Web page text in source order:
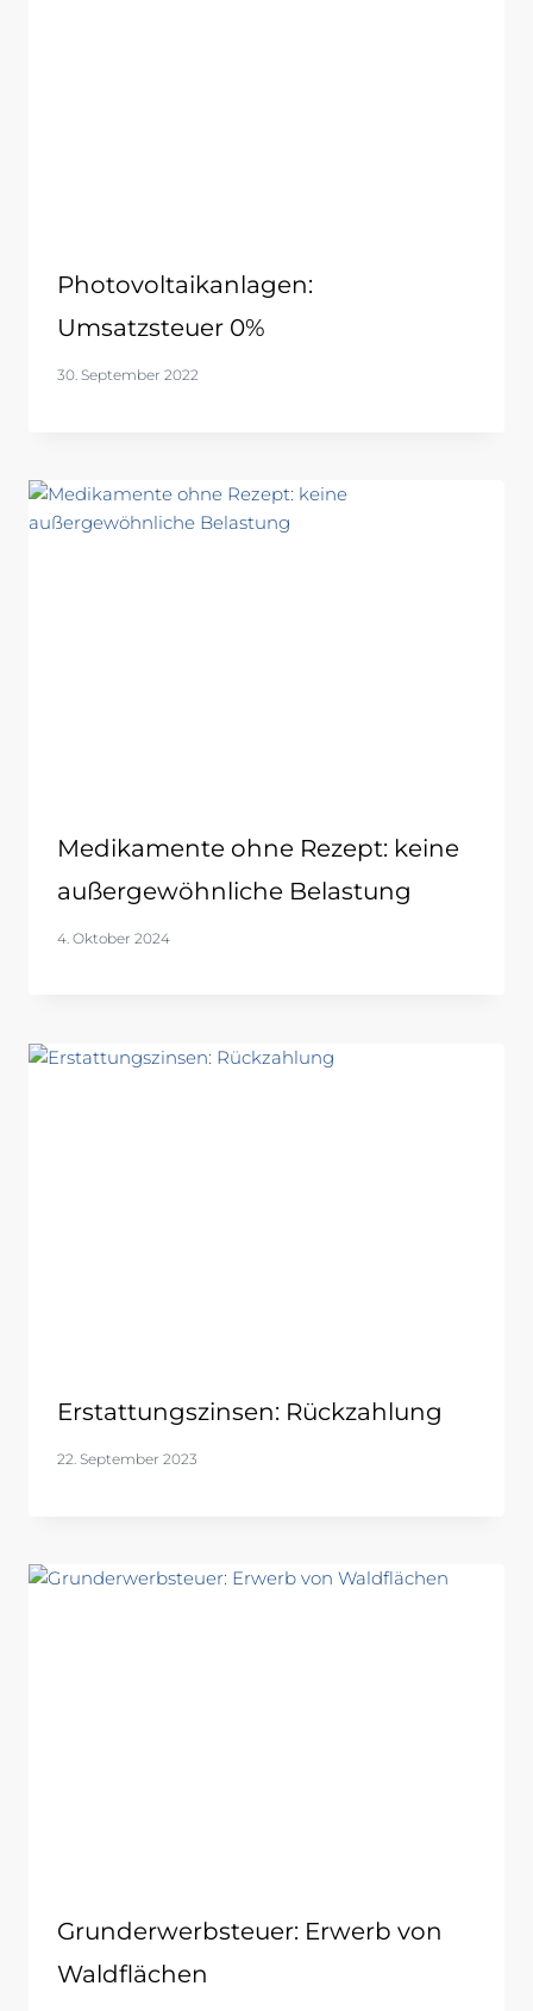
Photovoltaikanlagen:
Umsatzsteuer 0%
30. September 2022
Medikamente ohne Rezept: keine
außergewöhnliche Belastung
4. Oktober 2024
Erstattungszinsen: Rückzahlung
22. September 2023
Grunderwerbsteuer: Erwerb von
Waldflächen